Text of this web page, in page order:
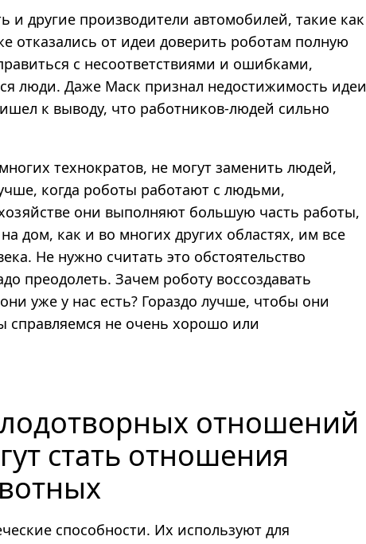
и другие производители автомобилей, такие как
отказались от идеи доверить роботам полную
с несоответствиями и ошибками,
люди. Даже Маск признал недостижимость идеи
к выводу, что работников-людей сильно
технократов, не могут заменить людей,
когда роботы работают с людьми,
они выполняют большую часть работы,
дом, как и во многих других областях, им все
Не нужно считать это обстоятельство
преодолеть. Зачем роботу воссоздавать
уже у нас есть? Гораздо лучше, чтобы они
справляемся не очень хорошо или
отношений
стать отношения
способности. Их используют для